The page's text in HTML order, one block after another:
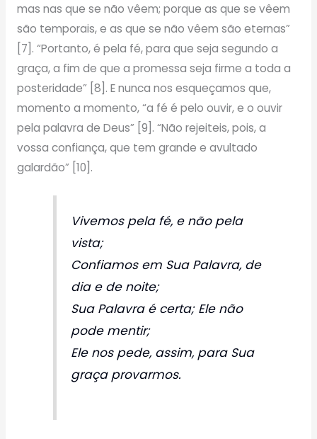
mas nas que se não vêem; porque as que se vêem
são temporais, e as que se não vêem são eternas”
[7]. “Portanto, é pela fé, para que seja segundo a
graça, a fim de que a promessa seja firme a toda a
posteridade” [8]. E nunca nos esqueçamos que,
momento a momento, “a fé é pelo ouvir, e o ouvir
pela palavra de Deus” [9]. “Não rejeiteis, pois, a
vossa confiança, que tem grande e avultado
galardão” [10].
Vivemos pela fé, e não pela
vista;
Confiamos em Sua Palavra, de
dia e de noite;
Sua Palavra é certa; Ele não
pode mentir;
Ele nos pede, assim, para Sua
graça provarmos.